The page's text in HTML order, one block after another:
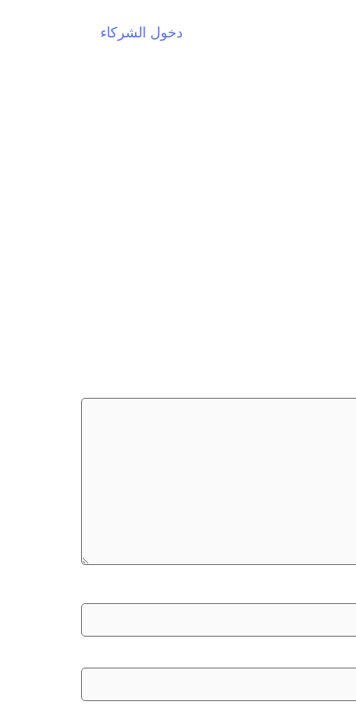
دخول الشركاء